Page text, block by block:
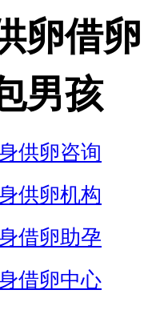
卵借卵
男孩
供卵咨询
供卵机构
借卵助孕
借卵中心